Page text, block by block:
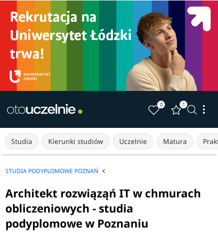
0 1
Studia Kierunki studiów Uczelnie Matura
STUDIA PODYPLOMOWE POZNAŃ
Architekt rozwiąząń IT w chmurach
obliczeniowych - studia
podyplomowe w Poznaniu